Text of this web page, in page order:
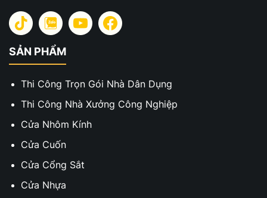
SẢN PHẨM
Thi Công Trọn Gói Nhà Dân Dụng
Thi Công Nhà Xưởng Công Nghiệp
Cửa Nhôm Kính
Cửa Cuốn
Cửa Cổng Sắt
Cửa Nhựa